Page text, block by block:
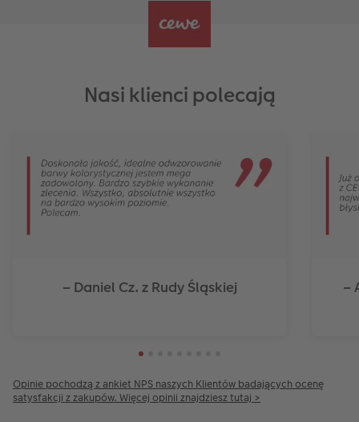
Nasi klienci polecają
– Daniel Cz. z Rudy Śląskiej –
Opinie pochodzą z ankiet NPS naszych Klientów badających ocenę
satysfakcji z zakupów. Więcej opinii znajdziesz tutaj >